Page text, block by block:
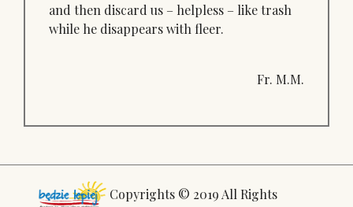
and then discard us – helpless – like trash
while he disappears with fleer.
Fr. M.M.
Copyrights © 2019 All Rights